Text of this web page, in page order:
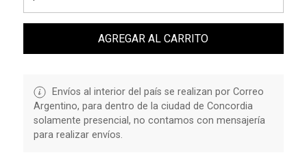
AGREGAR AL CARRITO
Envíos al interior del país se realizan por Correo
Argentino, para dentro de la ciudad de Concordia
solamente presencial, no contamos con mensajería
para realizar envíos.